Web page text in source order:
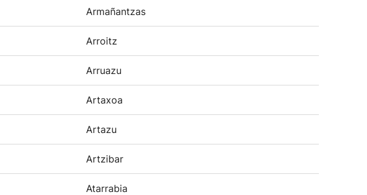
Armañantzas
Arroitz
Arruazu
Artaxoa
Artazu
Artzibar
Atarrabia